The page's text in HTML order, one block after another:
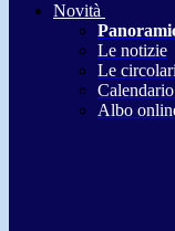
Novità
Le notizie
Le circolari
Albo